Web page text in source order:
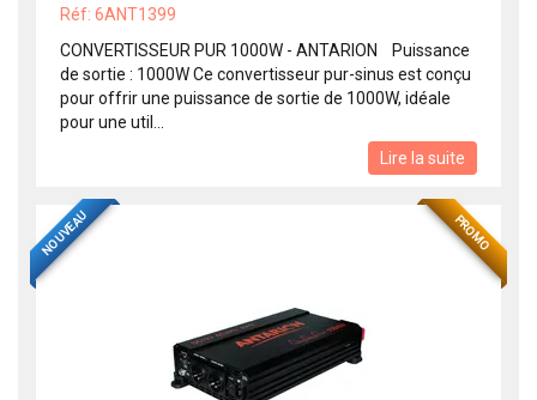
Réf: 6ANT1399
CONVERTISSEUR PUR 1000W - ANTARION Puissance
de sortie : 1000W Ce convertisseur pur-sinus est conçu
pour offrir une puissance de sortie de 1000W, idéale
pour une util...
Lire la suite
PROMO
NOUVEAU